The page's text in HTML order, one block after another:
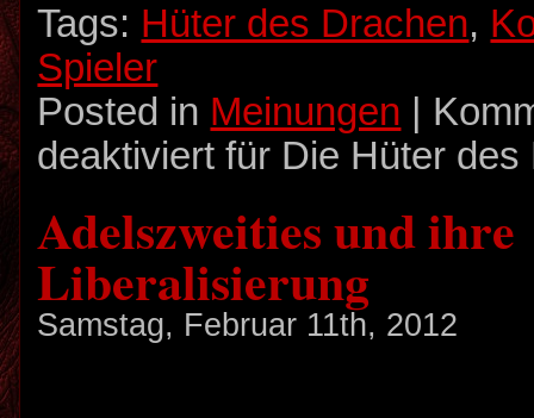
Tags: Hüter des Drachen,
Spieler
Posted in Meinungen |
deaktiviert für Die Hüter des
Adelszweities und ihre
Liberalisierung
Samstag, Februar 11th, 2012